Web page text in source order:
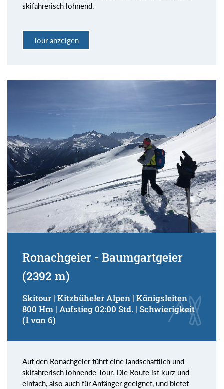
skifahrerisch lohnend.
Tour anzeigen
Ronachgeier - Baumgartgeier
(2392 m)
Skitour | Kitzbüheler Alpen | Königsleiten
800 Hm | Aufstieg 02:00 Std. | Schwierigkeit
(1 von 6)
Auf den Ronachgeier führt eine landschaftlich und
skifahrerisch lohnende Tour. Die Route ist kurz und
einfach, also auch für Anfänger geeignet, und bietet